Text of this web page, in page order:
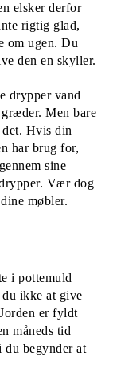
elsker derfor
rigtig glad,
om ugen. Du
den en skyller.
drypper vand
Men bare
Hvis din
har brug for,
sine
Vær dog
møbler.
i pottemuld
du ikke at give
er fyldt
måneds tid
du begynder at